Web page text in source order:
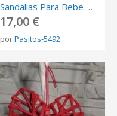
Sandalias Para Bebe A Crochet,
17,00 €
porPasitos-5492